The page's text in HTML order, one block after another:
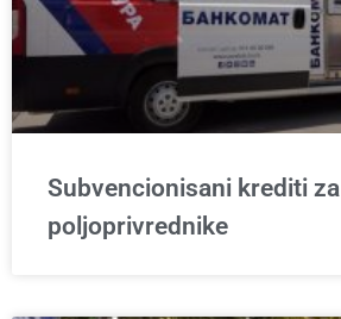
Subvencionisani krediti za
poljoprivrednike